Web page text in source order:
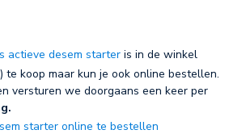
actieve desem starter is in de winkel
te koop maar kun je ook online bestellen.
versturen we doorgaans een keer per
starter online te bestellen